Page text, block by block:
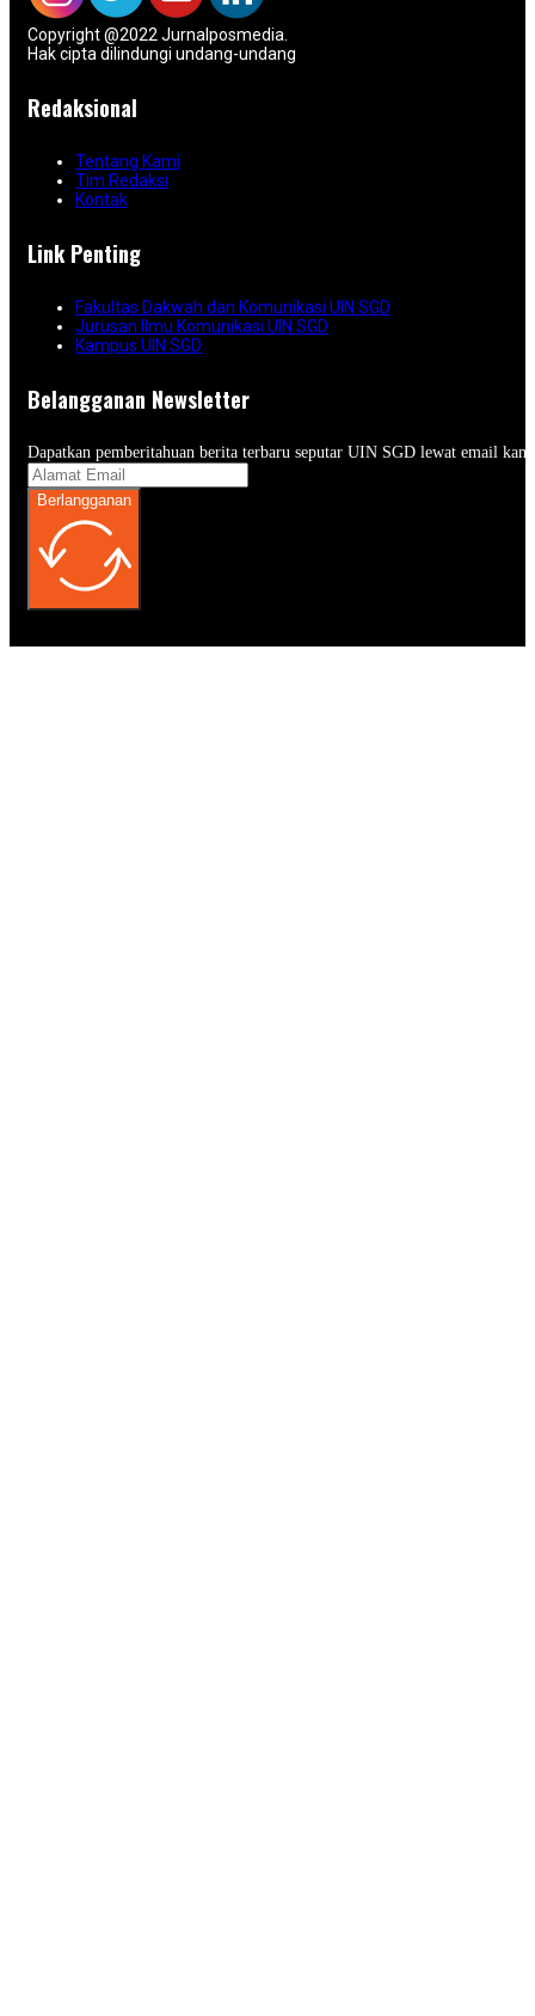
Copyright @2022 Jurnalposmedia.
Hak cipta dilindungi undang-undang
Redaksional
Tentang Kami
Tim Redaksi
Kontak
Link Penting
Fakultas Dakwah dan Komunikasi UIN SGD
Jurusan Ilmu Komunikasi UIN SGD
Kampus UIN SGD
Belangganan Newsletter
Dapatkan pemberitahuan berita terbaru seputar UIN SGD lewat email
Berlangganan